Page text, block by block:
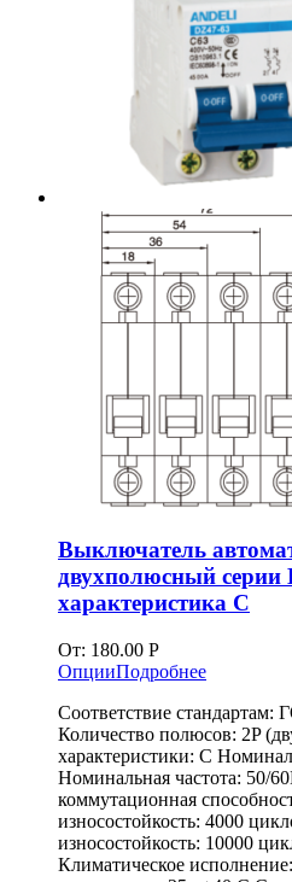
Выключатель
двухполюсный серии
характеристика C
От: 180.00 Р
ОпцииПодробнее
Соответствие
Количество полюсов: 2P
характеристики: C
Номинальная частота: 50/
коммутационная
износостойкость: 4000
износостойкость: 10000
Климатическое